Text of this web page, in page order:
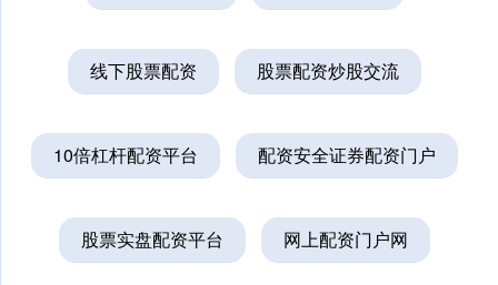
线下股票配资 股票配资炒股交流
10倍杠杆配资平台 配资安全证券配资门户
股票实盘配资平台 网上配资门户网